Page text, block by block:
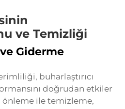
ve Temizliği
Giderme
buharlaştırıcı
doğrudan etkiler
ile temizleme,